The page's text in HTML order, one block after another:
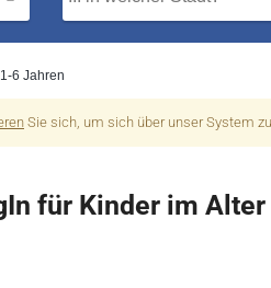
6 Jahren
Sie sich, um sich über unser System
für Kinder im